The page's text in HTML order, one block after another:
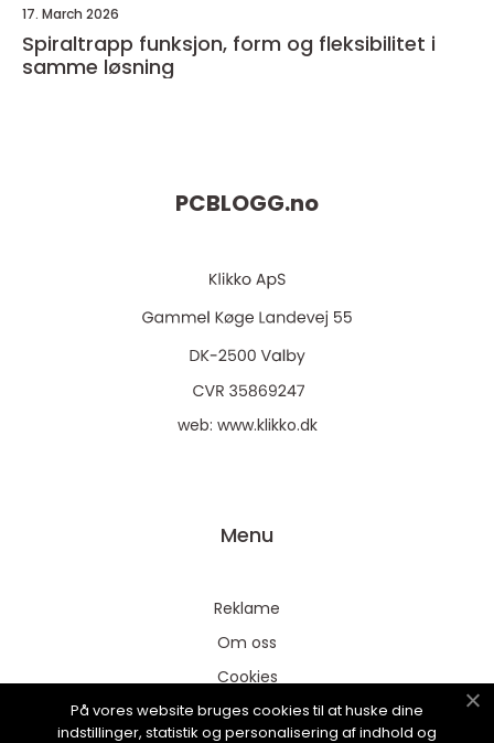
17. March 2026
Spiraltrapp funksjon, form og fleksibilitet i
samme løsning
PCBLOGG.no
web: www.klikko.dk
Menu
Reklame
Om oss
Cookies
Kontakt Oss
På vores website bruges cookies til at huske dine
indstillinger, statistik og personalisering af indhold og